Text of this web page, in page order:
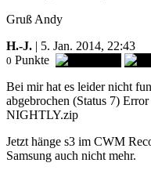
Gruß Andy
H.-J. | 5. Jan. 2014, 22:43
0 Punkte
Bei mir hat es leider nicht
abgebrochen (Status 7)
NIGHTLY.zip
Jetzt hänge s3 im CWM
Samsung auch nicht mehr.